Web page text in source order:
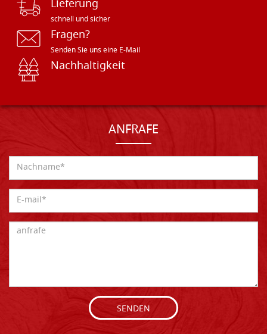
Lieferung
schnell und sicher
Fragen?
Senden Sie uns eine E-Mail
Nachhaltigkeit
ANFRAFE
SENDEN